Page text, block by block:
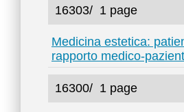
16303/ 1 page
Medicina estetica:
rapporto medico-
16300/ 1 page